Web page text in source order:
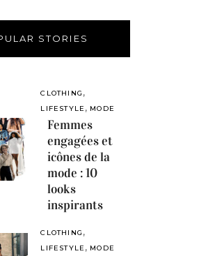
STORIES
CLOTHING ,
LIFESTYLE , MODE
Femmes
engagées et
icônes de la
mode : 10
looks
inspirants
CLOTHING ,
LIFESTYLE , MODE